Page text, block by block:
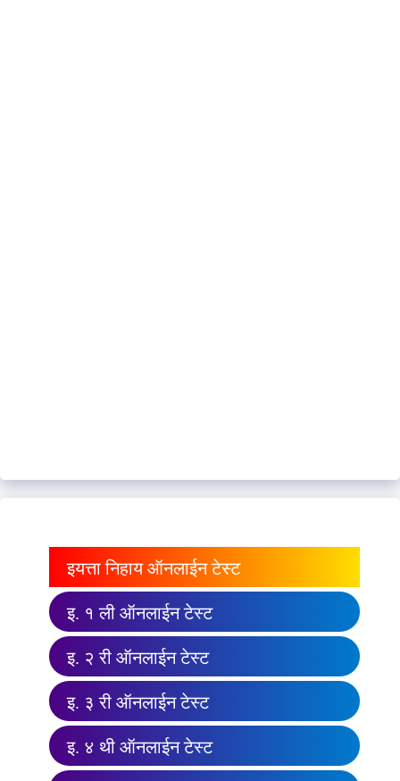
इयत्ता निहाय ऑनलाईन टेस्ट
इ. १ ली ऑनलाईन टेस्ट
इ. २ री ऑनलाईन टेस्ट
इ. ३ री ऑनलाईन टेस्ट
इ. ४ थी ऑनलाईन टेस्ट